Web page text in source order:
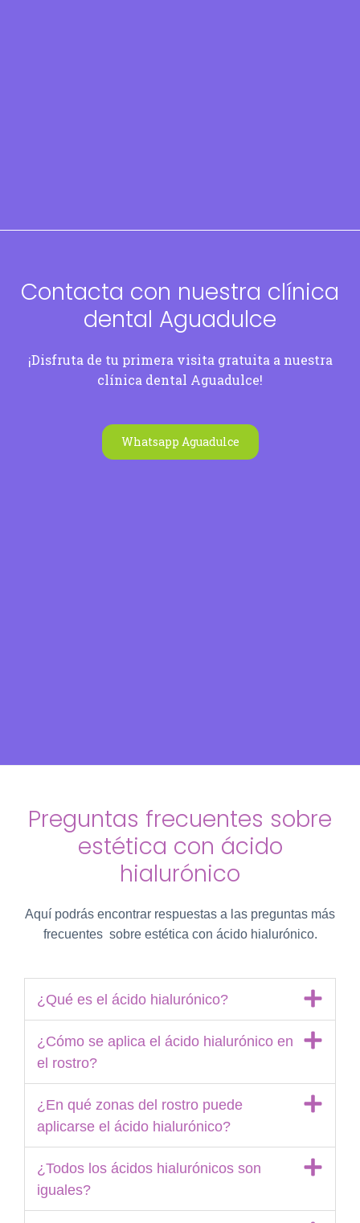
Contacta con nuestra clínica
dental Aguadulce
¡Disfruta de tu primera visita gratuita a nuestra
clínica dental Aguadulce!
Whatsapp Aguadulce
Preguntas frecuentes sobre
estética con ácido
hialurónico
Aquí podrás encontrar respuestas a las preguntas más
frecuentes sobre estética con ácido hialurónico.
¿Qué es el ácido hialurónico?
¿Cómo se aplica el ácido hialurónico en
el rostro?
¿En qué zonas del rostro puede
aplicarse el ácido hialurónico?
¿Todos los ácidos hialurónicos son
iguales?